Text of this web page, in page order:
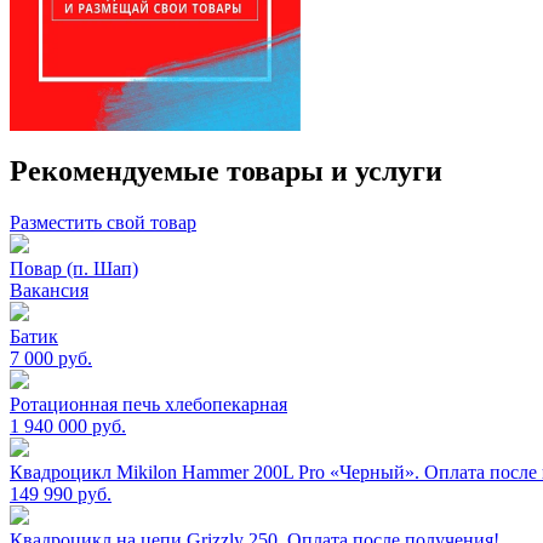
Рекомендуемые товары и услуги
Разместить свой товар
Повар (п. Шап)
Вакансия
Батик
7 000 руб.
Ротационная печь хлебопекарная
1 940 000 руб.
Квадроцикл Mikilon Hammer 200L Pro «Черный». Оплата после
149 990 руб.